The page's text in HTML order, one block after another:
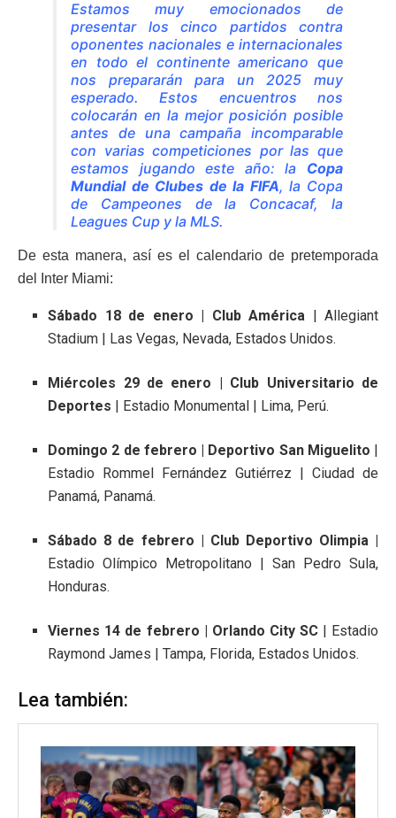
Estamos muy emocionados de
presentar los cinco partidos contra
oponentes nacionales e internacionales
en todo el continente americano que
nos prepararán para un 2025 muy
esperado. Estos encuentros nos
colocarán en la mejor posición posible
antes de una campaña incomparable
con varias competiciones por las que
estamos jugando este año: la Copa
Mundial de Clubes de la FIFA, la Copa
de Campeones de la Concacaf, la
Leagues Cup y la MLS.
De esta manera, así es el calendario de pretemporada
del Inter Miami:
Sábado 18 de enero | Club América | Allegiant
Stadium | Las Vegas, Nevada, Estados Unidos.
Miércoles 29 de enero | Club Universitario de
Deportes | Estadio Monumental | Lima, Perú.
Domingo 2 de febrero | Deportivo San Miguelito
Estadio Rommel Fernández Gutiérrez | Ciudad de
Panamá, Panamá.
Sábado 8 de febrero | Club Deportivo Olimpia |
Estadio Olímpico Metropolitano | San Pedro Sula,
Honduras.
Viernes 14 de febrero | Orlando City SC| Estadio
Raymond James | Tampa, Florida, Estados Unidos.
Lea también: